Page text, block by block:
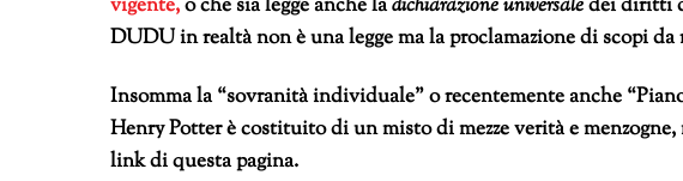
DUDU in realtà non è una legge ma la proclamazione di scopi da
Insomma la “sovranità individuale” o recentemente anche
Henry Potter è costituito di un misto di mezze verità e
link di questa pagina.